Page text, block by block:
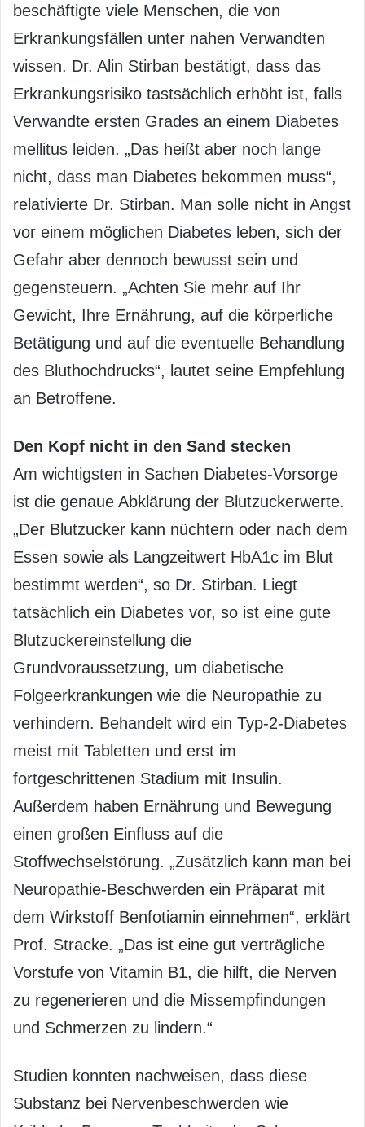
beschäftigte viele Menschen, die von
Erkrankungsfällen unter nahen Verwandten
wissen. Dr. Alin Stirban bestätigt, dass das
Erkrankungsrisiko tastsächlich erhöht ist, falls
Verwandte ersten Grades an einem Diabetes
mellitus leiden. „Das heißt aber noch lange
nicht, dass man Diabetes bekommen muss“,
relativierte Dr. Stirban. Man solle nicht in Angst
vor einem möglichen Diabetes leben, sich der
Gefahr aber dennoch bewusst sein und
gegensteuern. „Achten Sie mehr auf Ihr
Gewicht, Ihre Ernährung, auf die körperliche
Betätigung und auf die eventuelle Behandlung
des Bluthochdrucks“, lautet seine Empfehlung
an Betroffene.
Den Kopf nicht in den Sand stecken
Am wichtigsten in Sachen Diabetes-Vorsorge
ist die genaue Abklärung der Blutzuckerwerte.
„Der Blutzucker kann nüchtern oder nach dem
Essen sowie als Langzeitwert HbA1c im Blut
bestimmt werden“, so Dr. Stirban. Liegt
tatsächlich ein Diabetes vor, so ist eine gute
Blutzuckereinstellung die
Grundvoraussetzung, um diabetische
Folgeerkrankungen wie die Neuropathie zu
verhindern. Behandelt wird ein Typ-2-Diabetes
meist mit Tabletten und erst im
fortgeschrittenen Stadium mit Insulin.
Außerdem haben Ernährung und Bewegung
einen großen Einfluss auf die
Stoffwechselstörung. „Zusätzlich kann man bei
Neuropathie-Beschwerden ein Präparat mit
dem Wirkstoff Benfotiamin einnehmen“, erklärt
Prof. Stracke. „Das ist eine gut verträgliche
Vorstufe von Vitamin B1, die hilft, die Nerven
zu regenerieren und die Missempfindungen
und Schmerzen zu lindern.“
Studien konnten nachweisen, dass diese
Substanz bei Nervenbeschwerden wie